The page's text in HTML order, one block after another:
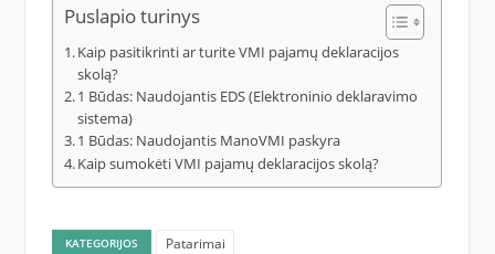
Puslapio turinys
Kaip pasitikrinti ar turite VMI pajamų deklaracijos
skolą?
1 Būdas: Naudojantis EDS (Elektroninio deklaravimo
sistema)
1 Būdas: Naudojantis ManoVMI paskyra
Kaip sumokėti VMI pajamų deklaracijos skolą?
KATEGORIJOS Patarimai